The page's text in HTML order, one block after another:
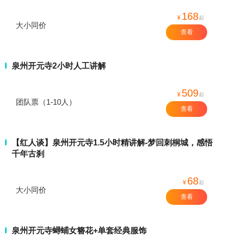
大小同价
¥ 168起
查看
泉州开元寺2小时人工讲解
团队票（1-10人）
¥ 509起
查看
【红人谈】泉州开元寺1.5小时精讲解-梦回刺桐城，感悟
千年古刹
大小同价
¥ 68起
查看
泉州开元寺蟳蜅女簪花+单套经典服饰